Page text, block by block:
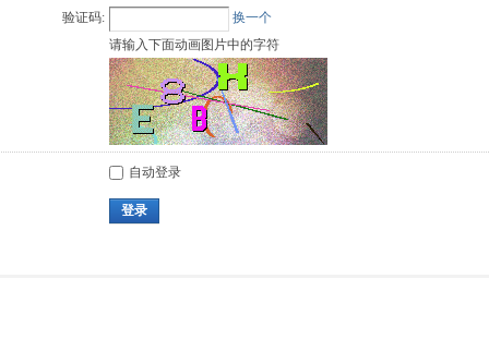
验证码:
换一个
请输入下面动画图片中的字符
自动登录
登录